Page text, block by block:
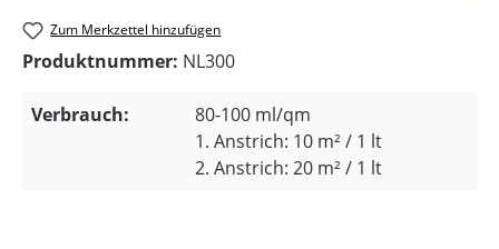
Zum Merkzettel hinzufügen
Produktnummer: NL300
Verbrauch:
80-100 ml/qm
1. Anstrich: 10 m² / 1 lt
2. Anstrich: 20 m² / 1 lt